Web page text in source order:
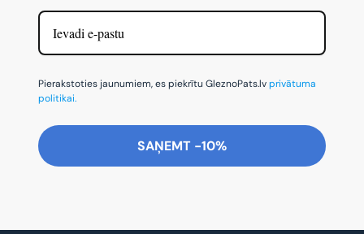
Pierakstoties jaunumiem, es piekrītu GleznoPats.lvprivātuma
politikai.
SAŅEMT -10%